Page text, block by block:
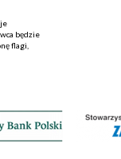
będzie
flagi,